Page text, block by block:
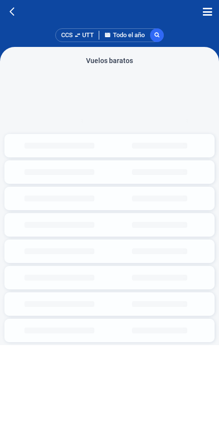
CCS UTT Todo el año
Vuelos baratos